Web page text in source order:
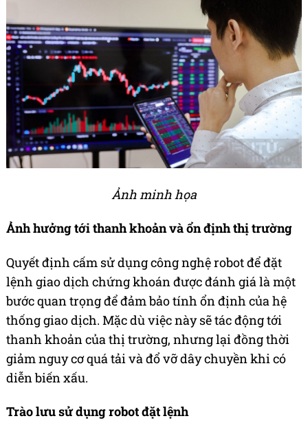
Ảnh minh họa
Ảnh hưởng tới thanh khoản và ổn định thị trường
Quyết định cấm sử dụng công nghệ robot để đặt
lệnh giao dịch chứng khoán được đánh giá là một
bước quan trọng để đảm bảo tính ổn định của hệ
thống giao dịch. Mặc dù việc này sẽ tác động tới
thanh khoản của thị trường, nhưng lại đồng thời
giảm nguy cơ quá tải và đổ vỡ dây chuyền khi có
diễn biến xấu.
Trào lưu sử dụng robot đặt lệnh